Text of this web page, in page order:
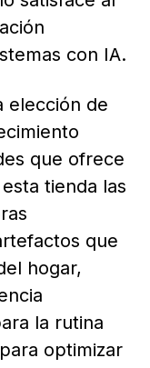
con IA.
elección de
que ofrece
tienda las
que
hogar,
la rutina
optimizar